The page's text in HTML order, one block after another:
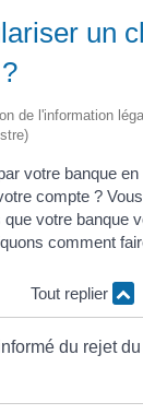
un
de l'information
votre banque
compte ?
votre banque
comment
Tout replier
du rejet du